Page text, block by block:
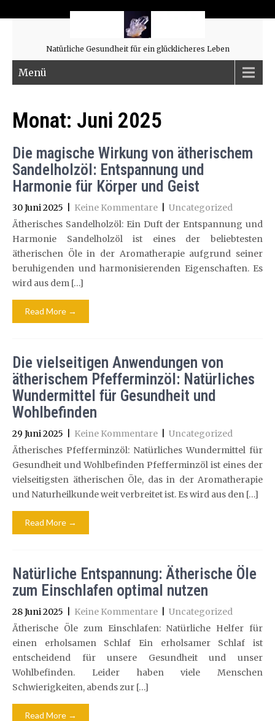
Natürliche Gesundheit für ein glücklicheres Leben
Menü
Monat: Juni 2025
Die magische Wirkung von ätherischem
Sandelholzöl: Entspannung und
Harmonie für Körper und Geist
30 Juni 2025 Keine Kommentare
Uncategorized
Ätherisches Sandelholzöl: Ein Duft der Entspannung und
Harmonie Sandelholzöl ist eines der beliebtesten
ätherischen Öle in der Aromatherapie aufgrund seiner
beruhigenden und harmonisierenden Eigenschaften. Es
wird aus dem […]
Read More →
Die vielseitigen Anwendungen von
ätherischem Pfefferminzöl: Natürliches
Wundermittel für Gesundheit und
Wohlbefinden
29 Juni 2025 Keine Kommentare
Uncategorized
Ätherisches Pfefferminzöl: Natürliches Wundermittel für
Gesundheit und Wohlbefinden Pfefferminzöl ist eines der
vielseitigsten ätherischen Öle, das in der Aromatherapie
und Naturheilkunde weit verbreitet ist. Es wird aus den […]
Read More →
Natürliche Entspannung: Ätherische Öle
zum Einschlafen optimal nutzen
28 Juni 2025 Keine Kommentare
Uncategorized
Ätherische Öle zum Einschlafen: Natürliche Helfer für
einen erholsamen Schlaf Ein erholsamer Schlaf ist
entscheidend für unsere Gesundheit und unser
Wohlbefinden. Leider haben viele Menschen
Schwierigkeiten, abends zur […]
Read More →